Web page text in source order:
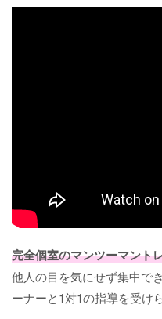
完全個室のマンツーマント
他人の目を気にせず集中で
ーナーと1対1の指導を受け